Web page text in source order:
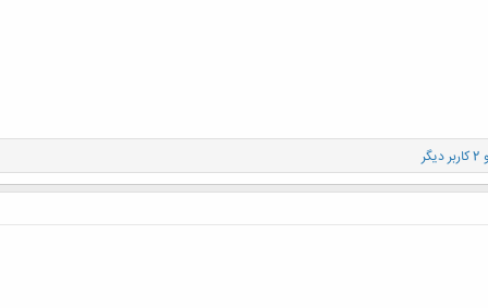
و 2 کاربر دیگر